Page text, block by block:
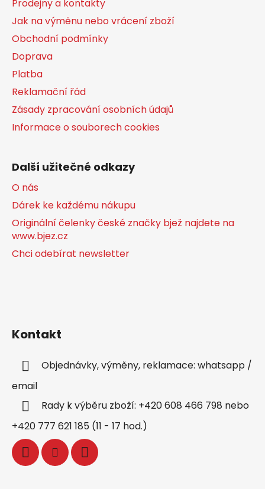
Prodejny a kontakty
Jak na výměnu nebo vrácení zboží
Obchodní podmínky
Doprava
Platba
Reklamační řád
Zásady zpracování osobních údajů
Informace o souborech cookies
Další užitečné odkazy
O nás
Dárek ke každému nákupu
Originální čelenky české značky bjež najdete na
www.bjez.cz
Chci odebírat newsletter
Kontakt
Objednávky, výměny, reklamace: whatsapp /
email
Rady k výběru zboží: +420 608 466 798 nebo
+420 777 621 185 (11 - 17 hod.)